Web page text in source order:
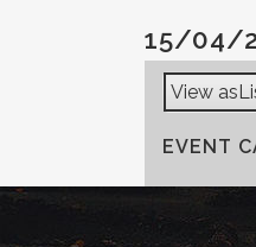
15/04/
View as
EVENT